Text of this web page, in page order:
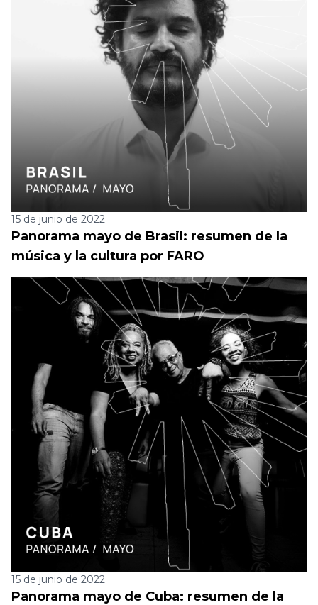
15 de junio de 2022
Panorama mayo de Brasil: resumen de la
música y la cultura por FARO
15 de junio de 2022
Panorama mayo de Cuba: resumen de la